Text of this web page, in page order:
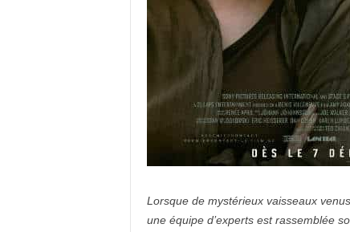
Lorsque de mystérieux vaisseaux
une équipe d’experts est rassemblée